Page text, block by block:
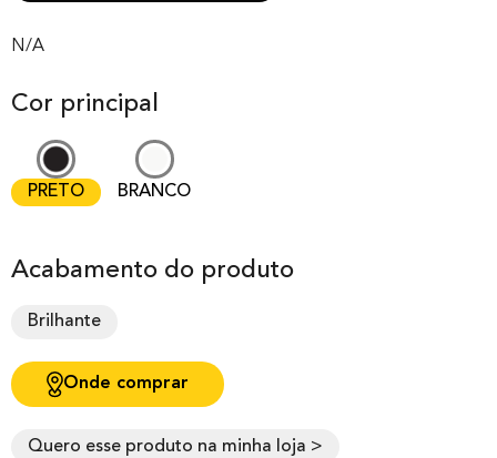
out of 0
customer
rating
N/A
Cor principal
PRETO BRANCO
Acabamento do produto
Brilhante
Onde comprar
Quero esse produto na minha loja >